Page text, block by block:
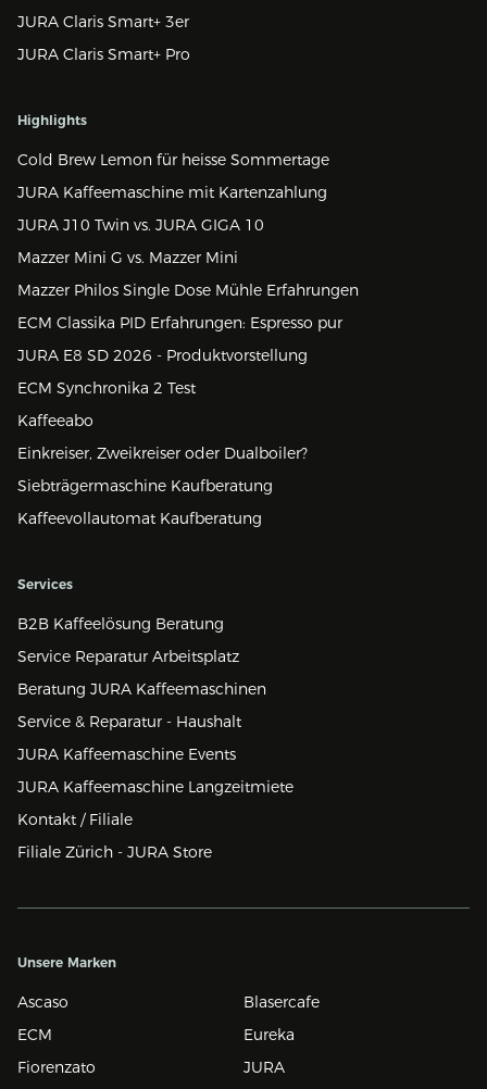
JURA Claris Smart+ 3er
JURA Claris Smart+ Pro
Highlights
Cold Brew Lemon für heisse Sommertage
JURA Kaffeemaschine mit Kartenzahlung
JURA J10 Twin vs. JURA GIGA 10
Mazzer Mini G vs. Mazzer Mini
Mazzer Philos Single Dose Mühle Erfahrungen
ECM Classika PID Erfahrungen: Espresso pur
JURA E8 SD 2026 - Produktvorstellung
ECM Synchronika 2 Test
Kaffeeabo
Einkreiser, Zweikreiser oder Dualboiler?
Siebträgermaschine Kaufberatung
Kaffeevollautomat Kaufberatung
Services
B2B Kaffeelösung Beratung
Service Reparatur Arbeitsplatz
Beratung JURA Kaffeemaschinen
Service & Reparatur - Haushalt
JURA Kaffeemaschine Events
JURA Kaffeemaschine Langzeitmiete
Kontakt / Filiale
Filiale Zürich - JURA Store
Unsere Marken
Ascaso
Blasercafe
ECM
Eureka
Fiorenzato
JURA